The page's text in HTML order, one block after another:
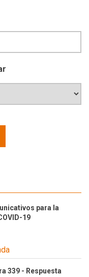
para la
19
339 - Respuesta